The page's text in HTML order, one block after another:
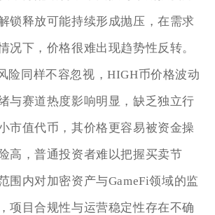
锁释放可能持续形成抛压，在需求
况下，价格很难出现趋势性反转。
险同样不容忽视，HIGH币价格波动
与赛道热度影响明显，缺乏独立行
市值代币，其价格更容易被资金操
高，普通投资者难以把握买卖节
围内对加密资产与GameFi领域的监
项目合规性与运营稳定性存在不确